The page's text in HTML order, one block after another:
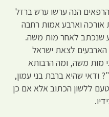
הנה ערשו ערש ברזל
אורכה וארבע אמות רחבה
שנכתב לאחר מות משה.
הארבעים לצאת ישראל
מות משה, ומה הרבותא
שהיא ברבת בני עמון,
טעם ללשון הכתוב אלא אם כן